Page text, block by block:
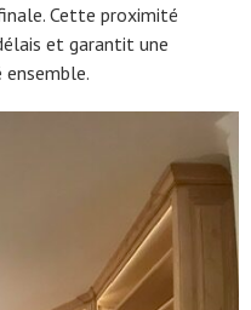
Cette proximité
et garantit une